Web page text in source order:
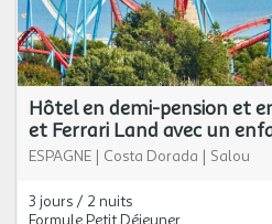
Hôtel en demi-pension et
et Ferrari Land avec un
ESPAGNE | Costa Dorada | Salou
3 jours / 2 nuits
Formule Petit Déjeuner